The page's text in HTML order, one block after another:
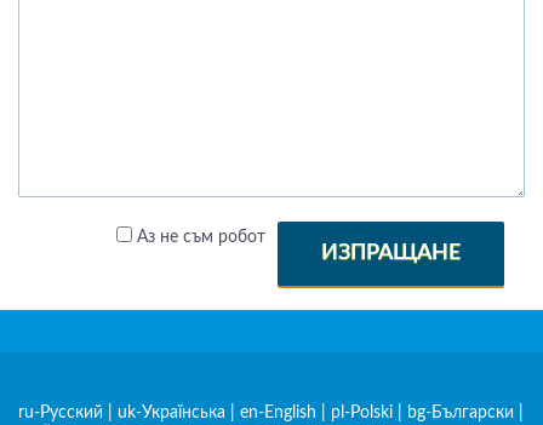
Аз не съм робот
ИЗПРАЩАНЕ
ru-Русский uk-Українська en-English pl-Polski bg-Български